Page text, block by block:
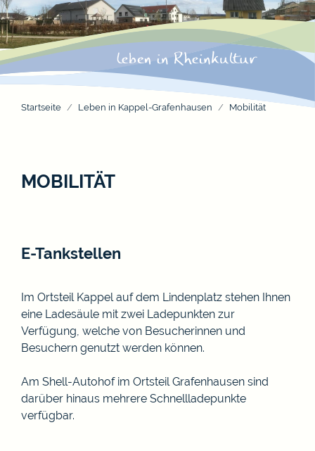
Startseite Leben in Kappel-Grafenhausen Mobilität
MOBILITÄT
E-Tankstellen
Im Ortsteil Kappel auf dem Lindenplatz stehen Ihnen
eine Ladesäule mit zwei Ladepunkten zur
Verfügung, welche von Besucherinnen und
Besuchern genutzt werden können.
Am Shell-Autohof im Ortsteil Grafenhausen sind
darüber hinaus mehrere Schnellladepunkte
verfügbar.